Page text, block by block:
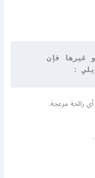
و للتخلص من تلك الأعطال و غيرها فإن
:
رائحة مزعجة.